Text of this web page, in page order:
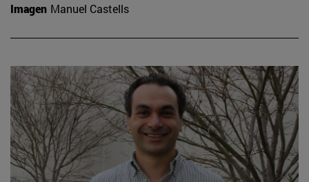
Imagen Manuel Castells